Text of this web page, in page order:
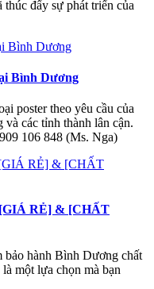
đẩy sự phát triển của
Bình Dương
poster theo yêu cầu của
các tỉnh thành lân cận.
106 848 (Ms. Nga)
[GIÁ RẺ] & [CHẤT
bảo hành Bình Dương chất
một lựa chọn mà bạn